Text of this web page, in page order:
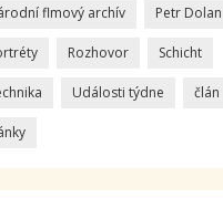
flmový archív Petr Dolan
Rozhovor Schicht
Události týdne člán